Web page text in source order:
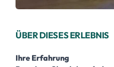
ÜBER DIESES ERLEBNIS
Ihre Erfahrung